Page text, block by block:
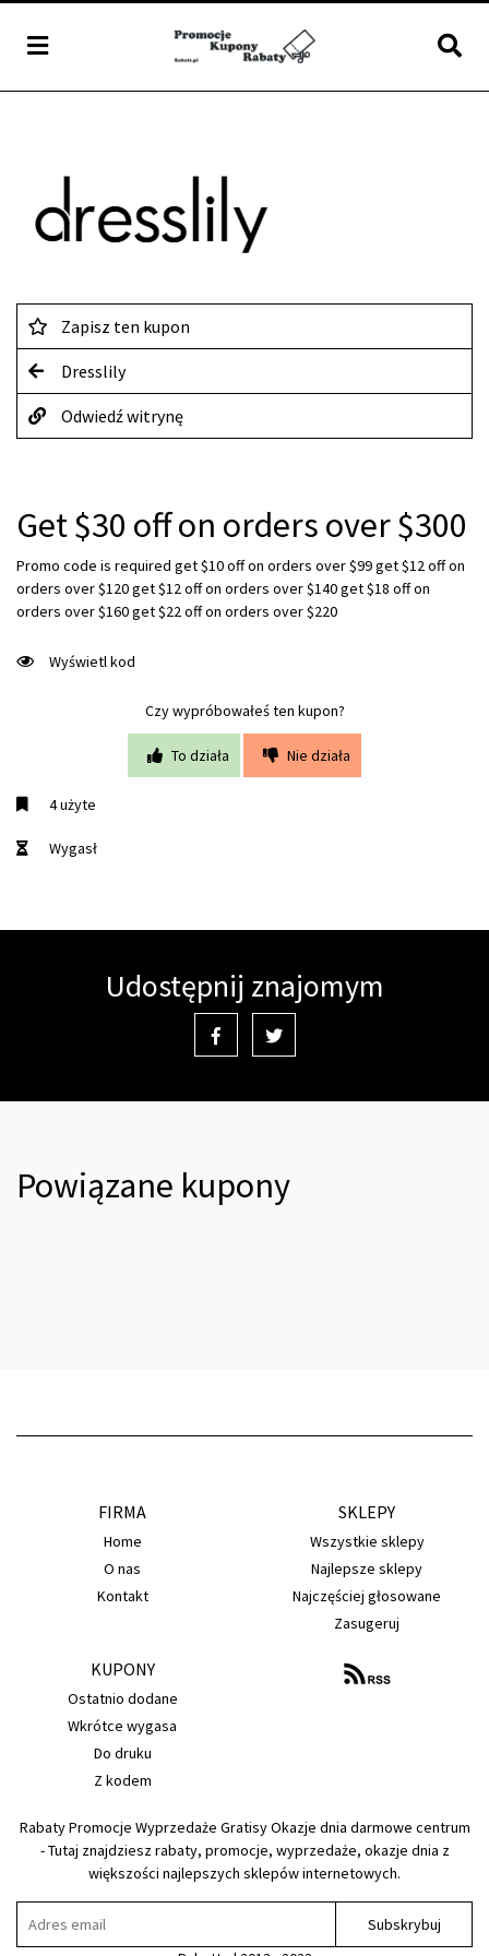
Zapisz ten kupon
Dresslily
Odwiedź witrynę
Get $30 off on orders over $300
Promo code is required get $10 off on orders over $99 get $12 off on
orders over $120 get $12 off on orders over $140 get $18 off on
orders over $160 get $22 off on orders over $220
Wyświetl kod
Czy wypróbowałeś ten kupon?
To działa Nie działa
4 użyte
Wygasł
Udostępnij znajomym
Powiązane kupony
FIRMA
Home
O nas
Kontakt
SKLEPY
Wszystkie sklepy
Najlepsze sklepy
Najczęściej głosowane
Zasugeruj
KUPONY
Ostatnio dodane
Wkrótce wygasa
Do druku
Z kodem
Rabaty Promocje Wyprzedaże Gratisy Okazje dnia darmowe centrum
- Tutaj znajdziesz rabaty, promocje, wyprzedaże, okazje dnia z
większości najlepszych sklepów internetowych.
Subskrybuj